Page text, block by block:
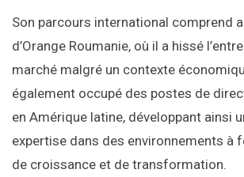
Son parcours international comprend
d’Orange Roumanie, où il a hissé
marché malgré un contexte
également occupé des postes de
en Amérique latine, développant ainsi
expertise dans des environnements à
de croissance et de transformation.